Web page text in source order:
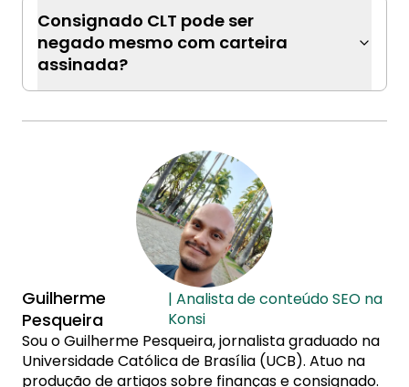
Consignado CLT pode ser
negado mesmo com carteira
assinada?
Guilherme
Pesqueira
| Analista de conteúdo SEO na
Konsi
Sou o Guilherme Pesqueira, jornalista graduado na
Universidade Católica de Brasília (UCB). Atuo na
produção de artigos sobre finanças e consignado.